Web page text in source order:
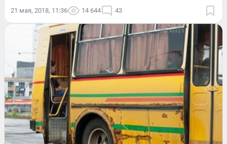
21 мая, 2018, 11:36 14 644 43